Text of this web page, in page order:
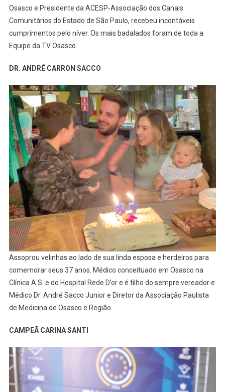
Osasco e Presidente da ACESP-Associação dos Canais
Comunitários do Estado de São Paulo, recebeu incontáveis
cumprimentos pelo níver. Os mais badalados foram de toda a
Equipe da TV Osasco.
DR. ANDRÉ CARRON SACCO
Assoprou velinhas ao lado de sua linda esposa e herdeiros para
comemorar seus 37 anos. Médico conceituado em Osasco na
Clínica A.S. e do Hospital Rede D’or e é filho do sempre vereador e
Médico Dr. André Sacco Junior e Diretor da Associação Paulista
de Medicina de Osasco e Região.
CAMPEÃ CARINA SANTI